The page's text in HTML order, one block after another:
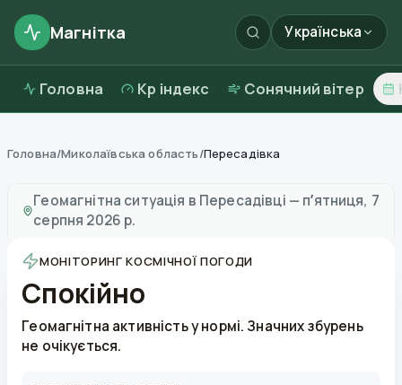
Магнітка Українська
Головна Kp індекс Сонячний вітер
Головна/Миколаївська область/Пересадівка
Геомагнітна ситуація в Пересадівці — пʼятниця, 7
серпня 2026 р.
МОНІТОРИНГ КОСМІЧНОЇ ПОГОДИ
Спокійно
Геомагнітна активність у нормі. Значних збурень
не очікується.